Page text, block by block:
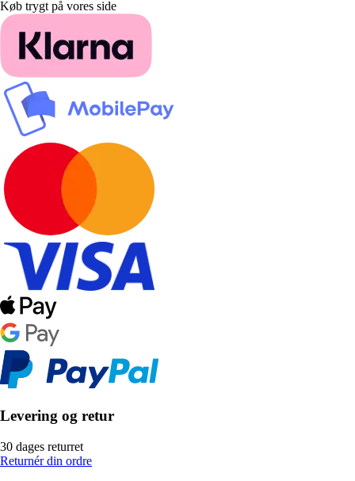
Køb trygt på vores side
Levering og retur
30 dages returret
Returnér din ordre